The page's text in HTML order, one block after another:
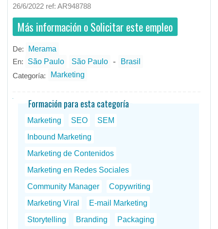
26/6/2022 ref: AR948788
Más información o Solicitar este empleo
De: Merama
En: São Paulo São Paulo -
Brasil
Categoría:
Marketing
Formación para esta categoría
Marketing SEO
SEM
Inbound Marketing
Marketing de Contenidos
Marketing en Redes Sociales
Community Manager
Copywriting
Marketing Viral
E-mail Marketing
Storytelling
Branding
Packaging